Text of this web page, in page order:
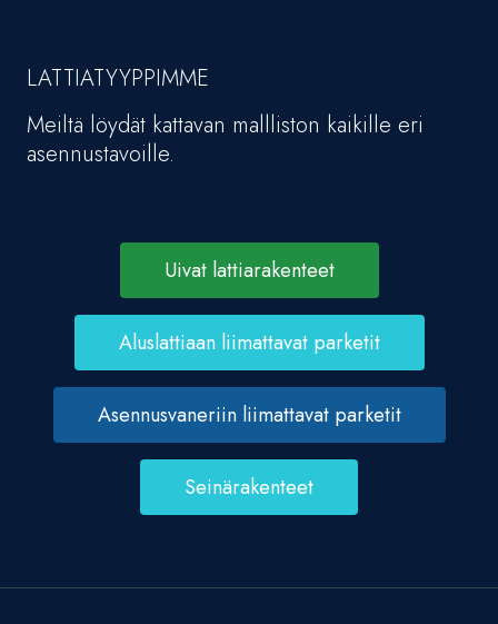
LATTIATYYPPIMME
Meiltä löydät kattavan mallliston kaikille eri
asennustavoille.
Uivat lattiarakenteet
Aluslattiaan liimattavat parketit
Asennusvaneriin liimattavat parketit
Seinärakenteet